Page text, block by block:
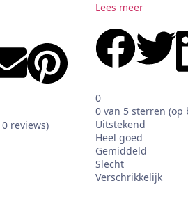
reviews)
Lees meer
0
0 van 5 sterren (op
Uitstekend
Heel goed
Gemiddeld
Slecht
Verschrikkelijk